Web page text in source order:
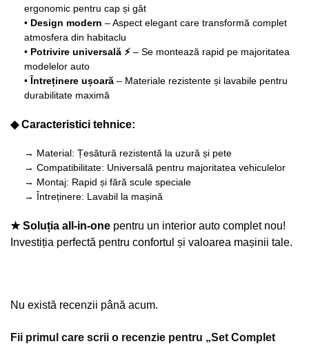
ergonomic pentru cap și gât
• Design modern – Aspect elegant care transformă complet
atmosfera din habitaclu
• Potrivire universală ⚡ – Se montează rapid pe majoritatea
modelelor auto
• Întreținere ușoară – Materiale rezistente și lavabile pentru
durabilitate maximă
◆ Caracteristici tehnice:
→ Material: Țesătură rezistentă la uzură și pete
→ Compatibilitate: Universală pentru majoritatea vehiculelor
→ Montaj: Rapid și fără scule speciale
→ Întreținere: Lavabil la mașină
★ Soluția all-in-one pentru un interior auto complet nou!
Investiția perfectă pentru confortul și valoarea mașinii tale.
Nu există recenzii până acum.
Fii primul care scrii o recenzie pentru „Set Complet